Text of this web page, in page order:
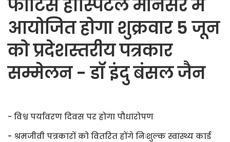
फोर्टिस हॉस्पिटल मानेसर में
आयोजित होगा शुक्रवार 5 जून
को प्रदेशस्तरीय पत्रकार
सम्मेलन - डॉ इंदु बंसल जैन
- विश्व पर्यावरण दिवस पर होगा पौधारोपण
- श्रमजीवी पत्रकारों को वितरित होंगे निःशुल्क स्वास्थ्य कार्ड